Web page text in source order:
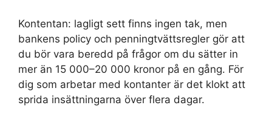
Kontentan: lagligt sett finns ingen tak, men
bankens policy och penningtvättsregler gör att
du bör vara beredd på frågor om du sätter in
mer än 15 000–20 000 kronor på en gång. För
dig som arbetar med kontanter är det klokt att
sprida insättningarna över flera dagar.